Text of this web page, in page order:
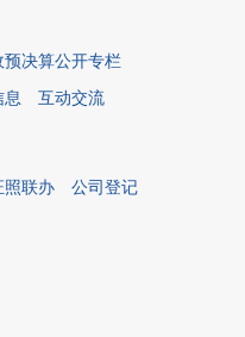
预决算公开专栏
互动交流
照联办
公司登记